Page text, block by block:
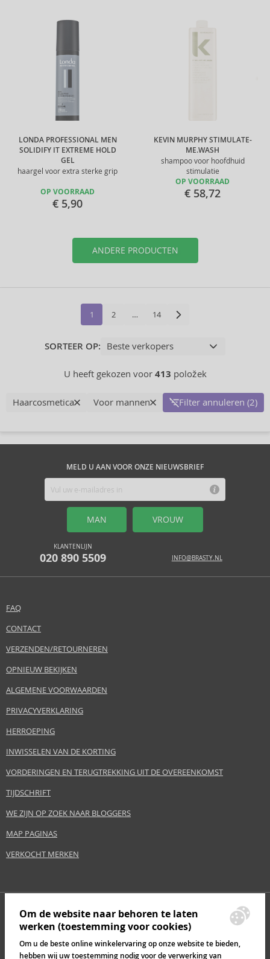
LONDA PROFESSIONAL MEN
SOLIDIFY IT EXTREME HOLD
GEL
haargel voor extra sterke grip
OP VOORRAAD
€ 5,90
KEVIN MURPHY STIMULATE-
ME.WASH
shampoo voor hoofdhuid
stimulatie
OP VOORRAAD
€ 58,72
ANDERE PRODUCTEN
1 2 … 14
SORTEER OP:
U heeft gekozen voor 413 položek
Haarcosmetica Voor mannen Filter annuleren (2)
MELD U AAN VOOR ONZE NIEUWSBRIEF
MAN VROUW
KLANTENLIJN
020 890 5509 INFO@BRASTY.NL
FAQ
CONTACT
VERZENDEN/RETOURNEREN
OPNIEUW BEKIJKEN
ALGEMENE VOORWAARDEN
PRIVACYVERKLARING
HERROEPING
INWISSELEN VAN DE KORTING
VORDERINGEN EN TERUGTREKKING UIT DE OVEREENKOMST
TIJDSCHRIFT
WE ZIJN OP ZOEK NAAR BLOGGERS
MAP PAGINAS
VERKOCHT MERKEN
Om de website naar behoren te laten
werken (toestemming voor cookies)
Om u de beste online winkelervaring op onze website te bieden,
hebben wij uw toestemming nodig voor de verwerking van